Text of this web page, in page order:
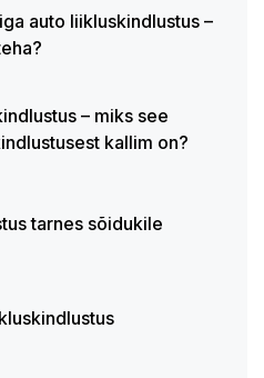
auto liikluskindlustus –
– miks see
kallim on?
tarnes sõidukile